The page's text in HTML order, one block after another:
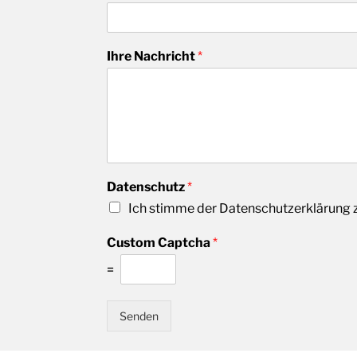
m
e
Ihre Nachricht*
Datenschutz*
Ich stimme der Datenschutzerklärung
Custom Captcha*
=
Senden